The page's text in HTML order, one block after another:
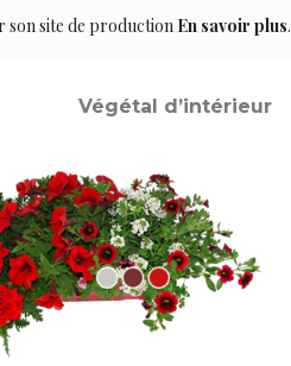
son site de production En savoir plus.
Végétal d’intérieur